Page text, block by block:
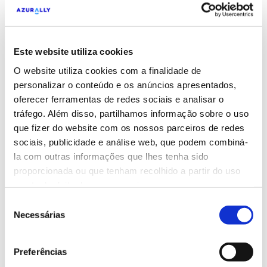
Este website utiliza cookies
O website utiliza cookies com a finalidade de
personalizar o conteúdo e os anúncios apresentados,
oferecer ferramentas de redes sociais e analisar o
tráfego. Além disso, partilhamos informação sobre o uso
que fizer do website com os nossos parceiros de redes
sociais, publicidade e análise web, que podem combiná-
la com outras informações que lhes tenha sido
proporcionada ou que tenham recolhido a partir do uso
Necessárias
Preferências
Estratégia de Marketing B2B
Desenvolvemos estratégias focadas em
conectar empresas, promover serviços e
produtos, priorizando relacionamentos
sólidos e duradouros.
Estratégia de Marketing B2C